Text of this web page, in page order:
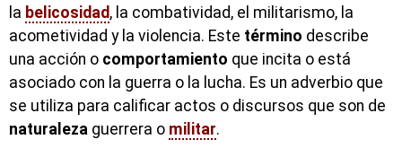
la belicosidad, la combatividad, el militarismo, la
acometividad y la violencia. Este término describe
una acción o comportamiento que incita o está
asociado con la guerra o la lucha. Es un adverbio que
se utiliza para calificar actos o discursos que son de
naturaleza guerrera o militar.